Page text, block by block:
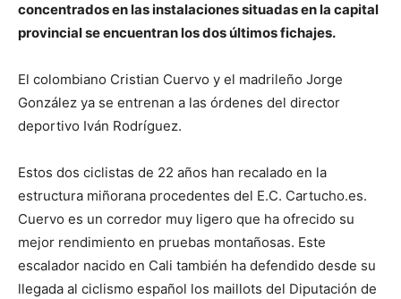
concentrados en las instalaciones situadas en la capital
provincial se encuentran los dos últimos fichajes.
El colombiano Cristian Cuervo y el madrileño Jorge
González ya se entrenan a las órdenes del director
deportivo Iván Rodríguez.
Estos dos ciclistas de 22 años han recalado en la
estructura miñorana procedentes del E.C. Cartucho.es.
Cuervo es un corredor muy ligero que ha ofrecido su
mejor rendimiento en pruebas montañosas. Este
escalador nacido en Cali también ha defendido desde su
llegada al ciclismo español los maillots del Diputación de